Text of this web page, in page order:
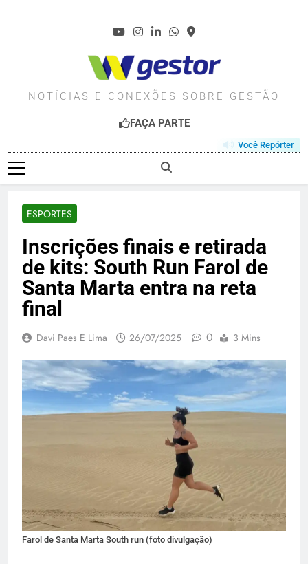
WGESTOR.COM.BR
NOTÍCIAS E CONEXÕES SOBRE GESTÃO
FAÇA PARTE
Você Repórter
ESPORTES
Inscrições finais e retirada
de kits: South Run Farol de
Santa Marta entra na reta
final
Davi Paes E Lima 26/07/2025 0 3 Mins
Farol de Santa Marta South run (foto divulgação)